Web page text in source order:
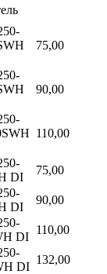
75,00
90,00
110,00
DI
75,00
DI
90,00
DI
110,00
DI
132,00